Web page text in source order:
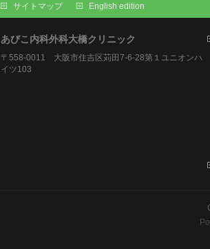
サイトマップ English edition
あびこ内科外科大橋クリニック
〒558-0011 大阪市住吉区苅田7-6-28第１ユニオンハ
イツ103